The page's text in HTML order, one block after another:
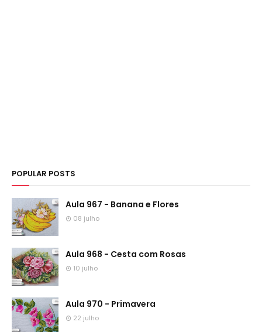
POPULAR POSTS
Aula 967 - Banana e Flores
08 julho
Aula 968 - Cesta com Rosas
10 julho
Aula 970 - Primavera
22 julho